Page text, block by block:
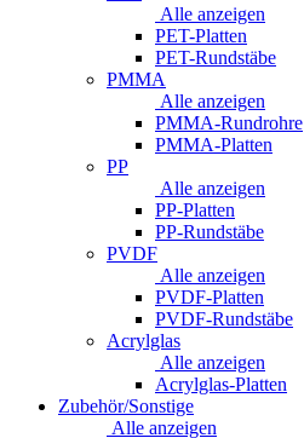
Alle anzeigen
PET-Platten
PET-Rundstäbe
PMMA
Alle anzeigen
PMMA-Rundrohre
PMMA-Platten
PP
Alle anzeigen
PP-Platten
PP-Rundstäbe
PVDF
Alle anzeigen
PVDF-Platten
PVDF-Rundstäbe
Acrylglas
Alle anzeigen
Acrylglas-Platten
Zubehör/Sonstige
Alle anzeigen